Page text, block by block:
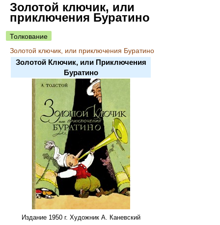
Золотой ключик, или
приключения Буратино
Толкование
Золотой ключик, или приключения Буратино
Золотой Ключик, или Приключения
Буратино
Издание 1950 г. Художник А. Каневский